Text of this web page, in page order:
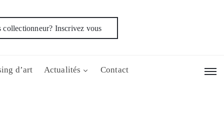
collectionneur? Inscrivez vous
d’art Actualités Contact